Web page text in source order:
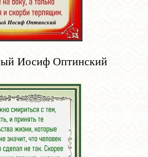
Иосиф Оптинский